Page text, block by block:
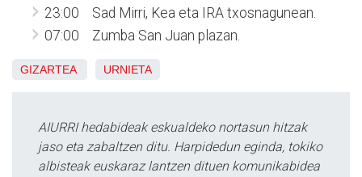
23:00 Sad Mirri, Kea eta IRA txosnagunean.
07:00 Zumba San Juan plazan.
GIZARTEA URNIETA
AIURRI hedabideak eskualdeko nortasun hitzak
jaso eta zabaltzen ditu. Harpidedun eginda, tokiko
albisteak euskaraz lantzen dituen komunikabidea